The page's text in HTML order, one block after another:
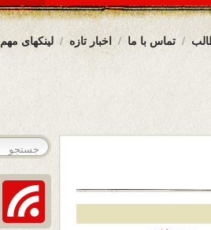
لینکهای مهم اخبار تازه تماس با ما